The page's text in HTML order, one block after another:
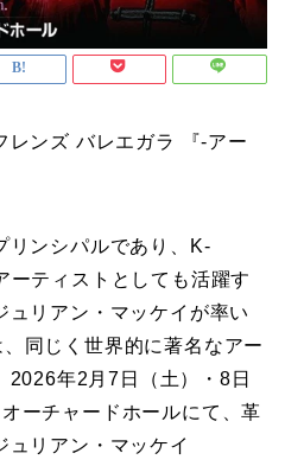
レンズ バレエガラ 『-アー
リンシパルであり、K-
ティストとしても活躍す
ュリアン・マッケイが率い
同じく世界的に著名なアー
2026年2月7日（土）・8日
ーチャードホールにて、革
ュリアン・マッケイ